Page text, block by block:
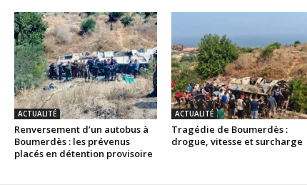
ACTUALITÉ
Renversement d’un autobus à
Boumerdès : les prévenus
placés en détention provisoire
ACTUALITÉ
Tragédie de Boumerdès :
drogue, vitesse et surcharge